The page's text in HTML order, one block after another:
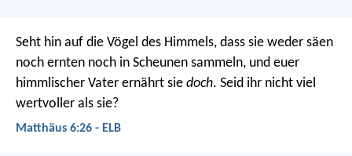
Seht hin auf die Vögel des Himmels, dass sie weder säen
noch ernten noch in Scheunen sammeln, und euer
himmlischer Vater ernährt sie doch. Seid ihr nicht viel
wertvoller als sie?
Matthäus 6:26 - ELB